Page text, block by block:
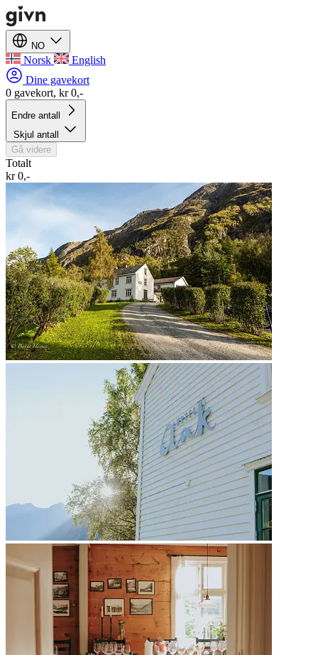
NO
Norsk
English
Dine gavekort
0 gavekort, kr 0,-
Endre antall
Skjul antall
Gå videre
Totalt
kr 0,-